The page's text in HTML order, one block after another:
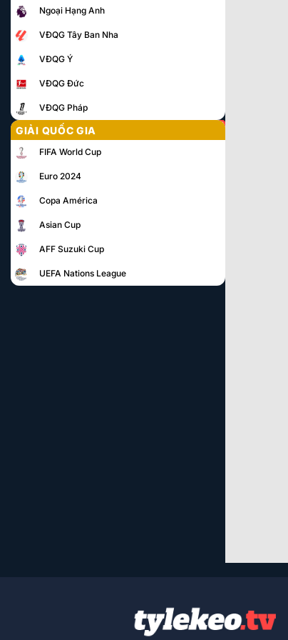
Ngoại Hạng Anh
VĐQG Tây Ban Nha
VĐQG Ý
VĐQG Đức
VĐQG Pháp
GIẢI QUỐC GIA
FIFA World Cup
Euro 2024
Copa América
Asian Cup
AFF Suzuki Cup
UEFA Nations League